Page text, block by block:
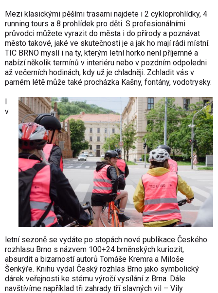
Mezi klasickými pěšími trasami najdete i 2 cykloprohlídky, 4
running tours a 8 prohlídek pro děti. S profesionálními
průvodci můžete vyrazit do města i do přírody a poznávat
město takové, jaké ve skutečnosti je a jak ho mají rádi místní.
TIC BRNO myslí i na ty, kterým letní horko není příjemné a
nabízí několik termínů v interiéru nebo v pozdním odpoledni
až večerních hodinách, kdy už je chladněji. Zchladit vás v
parném létě může také procházka Kašny, fontány, vodotrysky.
v
letní sezoně se vydáte po stopách nové publikace Českého
rozhlasu Brno s názvem 100+24 brněnských kuriozit,
absurdit a bizarností autorů Tomáše Kremra a Miloše
Šenkýře. Knihu vydal Český rozhlas Brno jako symbolický
dárek veřejnosti ke stému výročí vysílání z Brna. Dále
navštívíme například tři zahrady tří slavných vil – Vily